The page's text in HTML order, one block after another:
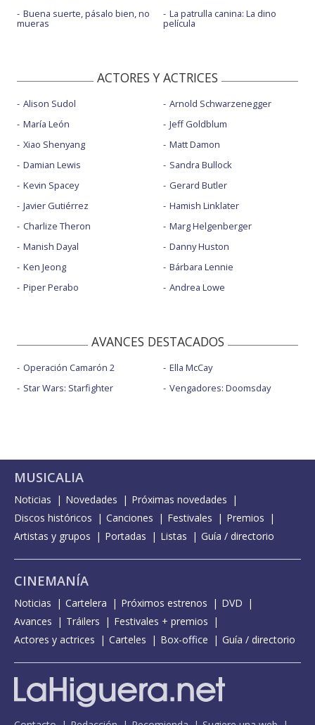
Buena suerte, pásalo bien, no
mueras
La patrulla canina: La dino
película
ACTORES Y ACTRICES
Alison Sudol
María León
Xiao Shenyang
Damian Lewis
Kevin Spacey
Javier Gutiérrez
Charlize Theron
Manish Dayal
Ken Jeong
Piper Perabo
Arnold Schwarzenegger
Jeff Goldblum
Matt Damon
Sandra Bullock
Gerard Butler
Hamish Linklater
Marg Helgenberger
Danny Huston
Bárbara Lennie
Andrea Lowe
AVANCES DESTACADOS
Operación Camarón 2
Star Wars: Starfighter
Ella McCay
Vengadores: Doomsday
MUSICALIA
Noticias Novedades
Próximas novedades
Discos históricos
Canciones Festivales
Premios
Artistas y grupos
Portadas Listas Guía / directorio
CINEMANÍA
Noticias Cartelera Próximos estrenos
DVD
Avances
Tráilers
Festivales + premios
Actores y actrices
Carteles Box-office Guía / directorio